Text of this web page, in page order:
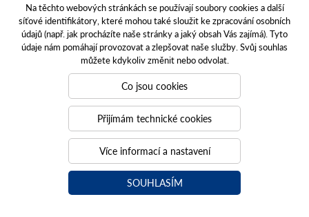
Na těchto webových stránkách se používají soubory cookies a další
síťové identifikátory, které mohou také sloužit ke zpracování osobních
údajů (např. jak procházíte naše stránky a jaký obsah Vás zajímá). Tyto
údaje nám pomáhají provozovat a zlepšovat naše služby. Svůj souhlas
můžete kdykoliv změnit nebo odvolat.
Co jsou cookies
Přijímám technické cookies
Více informací a nastavení
SOUHLASÍM